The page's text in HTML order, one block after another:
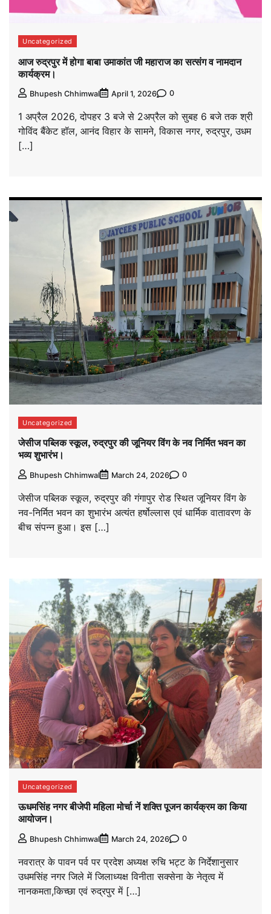
Uncategorized
आज रुद्रपुर में होगा बाबा उमाकांत जी महाराज का सत्संग व नामदान
कार्यक्रम।
Bhupesh Chhimwal April 1, 2026 0
1 अप्रैल 2026, दोपहर 3 बजे से 2अप्रैल को सुबह 6 बजे तक श्री
गोविंद बैंकेट हॉल, आनंद विहार के सामने, विकास नगर, रुद्रपुर, उधम
[…]
Uncategorized
जेसीज पब्लिक स्कूल, रुद्रपुर की जूनियर विंग के नव निर्मित भवन का
भव्य शुभारंभ।
Bhupesh Chhimwal March 24, 2026 0
जेसीज पब्लिक स्कूल, रुद्रपुर की गंगापुर रोड स्थित जूनियर विंग के
नव-निर्मित भवन का शुभारंभ अत्यंत हर्षोल्लास एवं धार्मिक वातावरण के
बीच संपन्न हुआ। इस […]
Uncategorized
ऊधमसिंह नगर बीजेपी महिला मोर्चा नें शक्ति पूजन कार्यक्रम का किया
आयोजन।
Bhupesh Chhimwal March 24, 2026 0
नवरात्र के पावन पर्व पर प्रदेश अध्यक्ष रुचि भट्ट के निर्देशानुसार
उधमसिंह नगर जिले में जिलाध्यक्ष विनीता सक्सेना के नेतृत्व में
नानकमता,किच्छा एवं रुद्रपुर में […]